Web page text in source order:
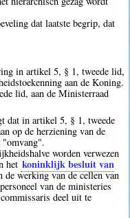
dat laatste begrip, dat
in artikel 5, § 1, tweede lid,
aan de Koning.
lid, aan de Ministerraad
dat in artikel 5, § 1, tweede
op de herziening van de
"omvang".
worden verwezen
het koninklijk besluit van
de werking van de cellen van
van de ministeries
deel uit te